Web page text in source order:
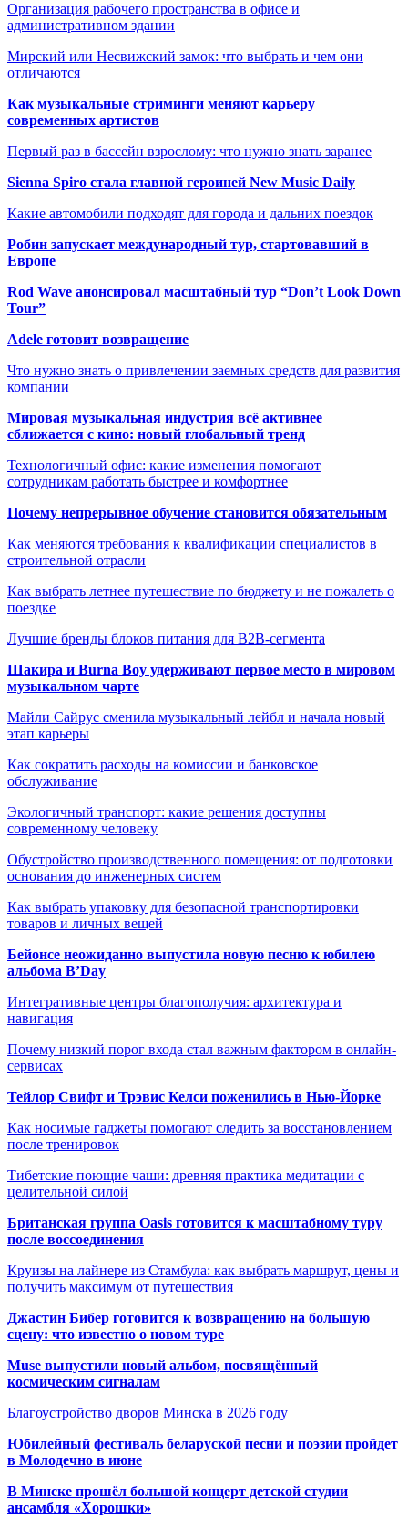
Организация рабочего пространства в офисе и
административном здании
Мирский или Несвижский замок: что выбрать и чем они
отличаются
Как музыкальные стриминги меняют карьеру
современных артистов
Первый раз в бассейн взрослому: что нужно знать заранее
Sienna Spiro стала главной героиней New Music Daily
Какие автомобили подходят для города и дальних поездок
Робин запускает международный тур, стартовавший в
Европе
Rod Wave анонсировал масштабный тур “Don’t Look Down
Tour”
Adele готовит возвращение
Что нужно знать о привлечении заемных средств для развития
компании
Мировая музыкальная индустрия всё активнее
сближается с кино: новый глобальный тренд
Технологичный офис: какие изменения помогают
сотрудникам работать быстрее и комфортнее
Почему непрерывное обучение становится обязательным
Как меняются требования к квалификации специалистов в
строительной отрасли
Как выбрать летнее путешествие по бюджету и не пожалеть о
поездке
Лучшие бренды блоков питания для B2B-сегмента
Шакира и Burna Boy удерживают первое место в мировом
музыкальном чарте
Майли Сайрус сменила музыкальный лейбл и начала новый
этап карьеры
Как сократить расходы на комиссии и банковское
обслуживание
Экологичный транспорт: какие решения доступны
современному человеку
Обустройство производственного помещения: от подготовки
основания до инженерных систем
Как выбрать упаковку для безопасной транспортировки
товаров и личных вещей
Бейонсе неожиданно выпустила новую песню к юбилею
альбома B’Day
Интегративные центры благополучия: архитектура и
навигация
Почему низкий порог входа стал важным фактором в онлайн-
сервисах
Тейлор Свифт и Трэвис Келси поженились в Нью-Йорке
Как носимые гаджеты помогают следить за восстановлением
после тренировок
Тибетские поющие чаши: древняя практика медитации с
целительной силой
Британская группа Oasis готовится к масштабному туру
после воссоединения
Круизы на лайнере из Стамбула: как выбрать маршрут, цены и
получить максимум от путешествия
Джастин Бибер готовится к возвращению на большую
сцену: что известно о новом туре
Muse выпустили новый альбом, посвящённый
космическим сигналам
Благоустройство дворов Минска в 2026 году
Юбилейный фестиваль беларуской песни и поэзии пройдет
в Молодечно в июне
В Минске прошёл большой концерт детской студии
ансамбля «Хорошки»